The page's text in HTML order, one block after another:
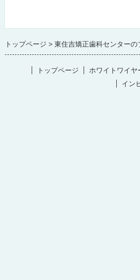
トップページ 東住吉矯正歯科センターの
トップページ ホワイトワイヤ
イン